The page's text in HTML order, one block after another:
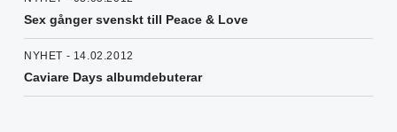
Sex gånger svenskt till Peace & Love
NYHET - 14.02.2012
Caviare Days albumdebuterar